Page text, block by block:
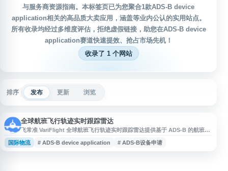
与服务商资源指南。本标签页已为您聚合1款ADS-B device
application相关的高品质大卖应用，涵盖等业内公认的实用站点。
所有收录均经过多维度评估，拒绝虚假链接，助您在ADS-B device
application赛道快速提效、抢占市场先机！
收录了 1 个网站
排序 发布 更新 浏览
全球航班飞行轨迹实时跟踪雷达
飞常准 VariFlight 全球航班飞行轨迹实时跟踪雷达提供基于 ADS-B 的航班动
态查询服务，支持全球航班实时跟踪地图、飞机飞行轨迹回放、航班状态查
看、航班轨迹数据下载等功能。网站还提供 ADS-B 设备申请使用、飞机图片
国际物流 # ADS-B device application # ADS-B设备申请